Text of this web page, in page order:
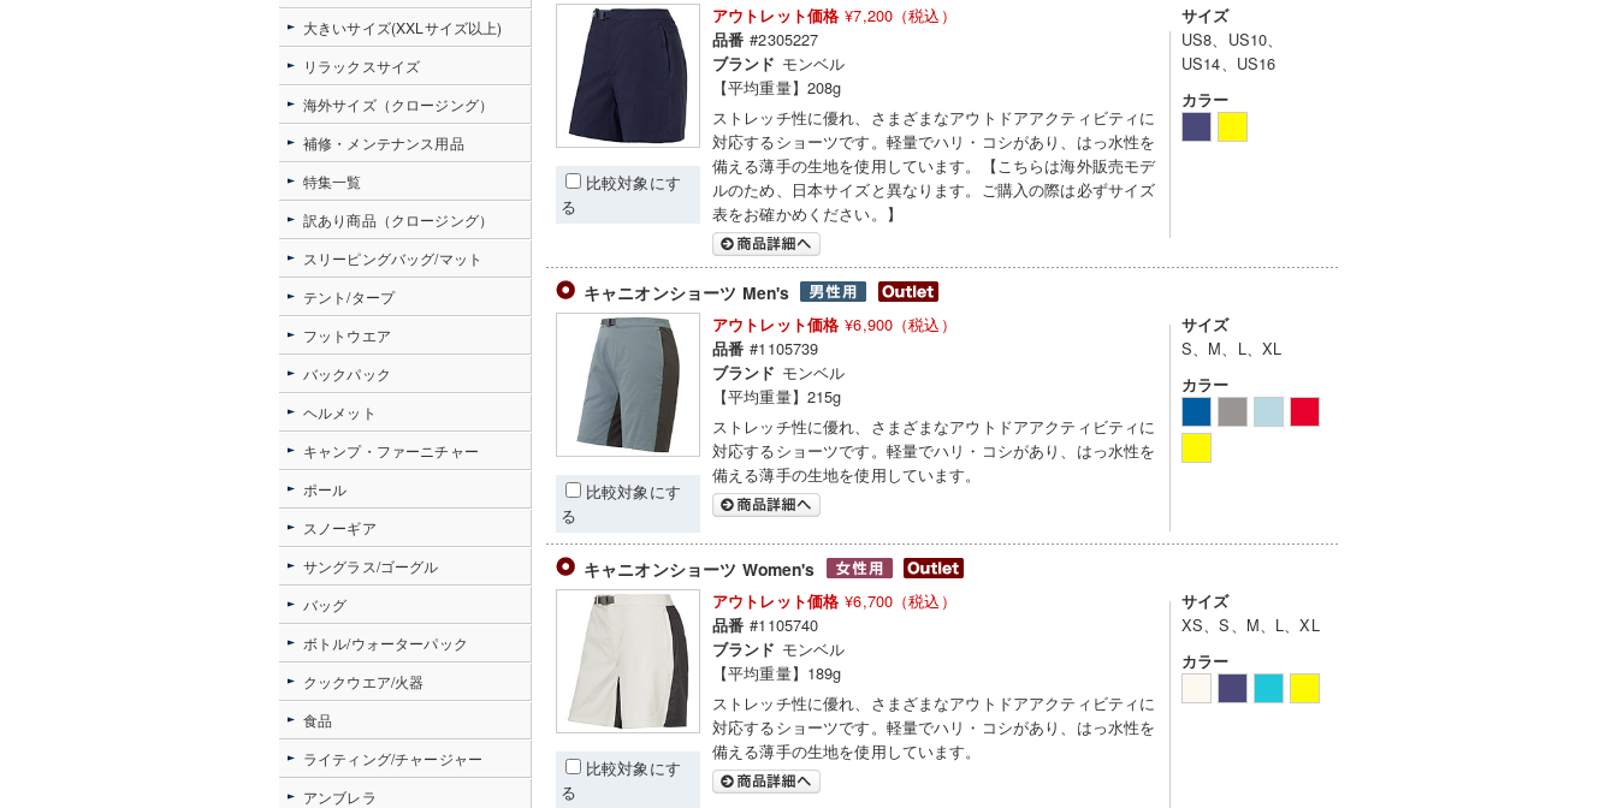
比較対象にす
る
アウトレット価格 ¥7,200（税込）
品番 #2305227
ブランド モンベル
【平均重量】208g
ストレッチ性に優れ、さまざまなアウトドアアクティビティに
対応するショーツです。軽量でハリ・コシがあり、はっ水性を
備える薄手の生地を使用しています。【こちらは海外販売モデ
ルのため、日本サイズと異なります。ご購入の際は必ずサイズ
表をお確かめください。】
サイズ
US8、US10、
US14、US16
カラー
キャニオンショーツ Men's
比較対象にす
る
アウトレット価格 ¥6,900（税込）
品番 #1105739
ブランド モンベル
【平均重量】215g
ストレッチ性に優れ、さまざまなアウトドアアクティビティに
対応するショーツです。軽量でハリ・コシがあり、はっ水性を
備える薄手の生地を使用しています。
サイズ
S、M、L、XL
カラー
キャニオンショーツ Women's
比較対象にす
る
アウトレット価格 ¥6,700（税込）
品番 #1105740
ブランド モンベル
【平均重量】189g
ストレッチ性に優れ、さまざまなアウトドアアクティビティに
対応するショーツです。軽量でハリ・コシがあり、はっ水性を
備える薄手の生地を使用しています。
サイズ
XS、S、M、L、XL
カラー
大きいサイズ(XXLサイズ以上)
リラックスサイズ
海外サイズ（クロージング）
補修・メンテナンス用品
特集一覧
訳あり商品（クロージング）
スリーピングバッグ/マット
テント/タープ
フットウエア
バックパック
ヘルメット
キャンプ・ファーニチャー
ポール
スノーギア
サングラス/ゴーグル
バッグ
ボトル/ウォーターパック
クックウエア/火器
食品
ライティング/チャージャー
アンブレラ